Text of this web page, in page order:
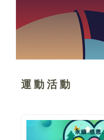
運 動 活 動